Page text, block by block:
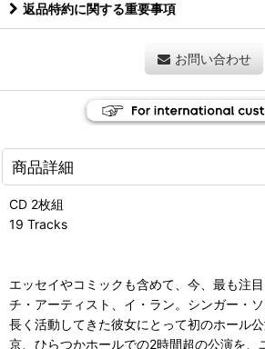
返品特約に関する重要事項
お問い合わせ
商品詳細
CD 2枚組
19 Tracks
エッセイやコミックも含めて、今、最も注
チ・アーティスト、イ・ラン。シンガー・
長く活動してきた彼女にとって初のホール
京、ひらつかホールでの2時間超の公演を、